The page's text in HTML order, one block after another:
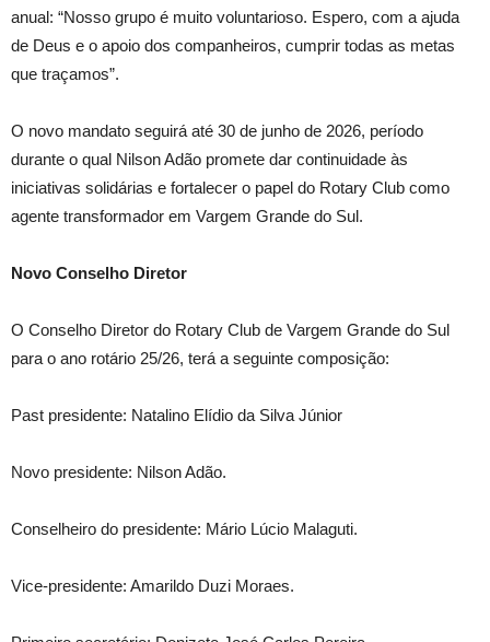
anual: “Nosso grupo é muito voluntarioso. Espero, com a ajuda
de Deus e o apoio dos companheiros, cumprir todas as metas
que traçamos”.
O novo mandato seguirá até 30 de junho de 2026, período
durante o qual Nilson Adão promete dar continuidade às
iniciativas solidárias e fortalecer o papel do Rotary Club como
agente transformador em Vargem Grande do Sul.
Novo Conselho Diretor
O Conselho Diretor do Rotary Club de Vargem Grande do Sul
para o ano rotário 25/26, terá a seguinte composição:
Past presidente: Natalino Elídio da Silva Júnior
Novo presidente: Nilson Adão.
Conselheiro do presidente: Mário Lúcio Malaguti.
Vice-presidente: Amarildo Duzi Moraes.